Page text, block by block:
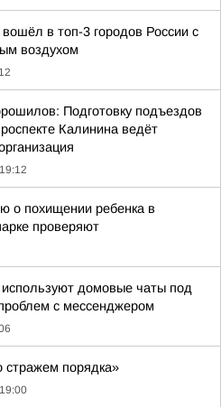
вошёл в топ-3 городов России с
воздухом
Подготовку подъездов
Калинина ведёт
о похищении ребенка в
проверяют
домовые чаты под
с мессенджером
стражем порядка»